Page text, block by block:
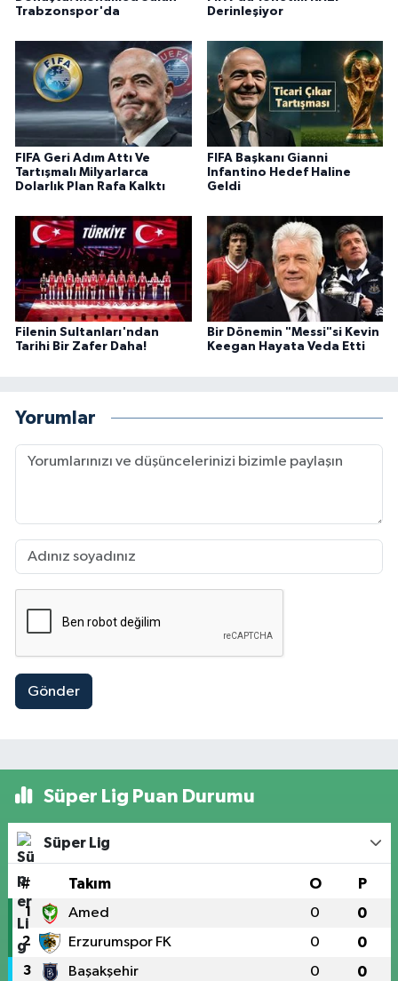
Trabzonspor'da
Derinleşiyor
FIFA Geri Adım Attı Ve
Tartışmalı Milyarlarca
Dolarlık Plan Rafa Kalktı
FIFA Başkanı Gianni
Infantino Hedef Haline
Geldi
Filenin Sultanları'ndan
Tarihi Bir Zafer Daha!
Bir Dönemin "Messi"si Kevin
Keegan Hayata Veda Etti
Yorumlar
Gönder
Süper Lig Puan Durumu
Süper Lig
# Takım O P
1 Amed 0 0
2 Erzurumspor FK 0 0
3 Başakşehir 0 0